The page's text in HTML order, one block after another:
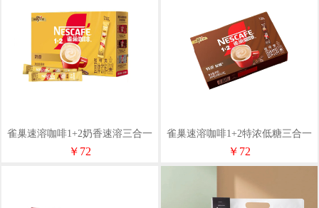
雀巢速溶咖啡1+2奶香速溶三合一
冲调饮品30条450g盒装
￥72
雀巢速溶咖啡1+2特浓低糖三合一
冲调饮品30条390g盒装
￥72